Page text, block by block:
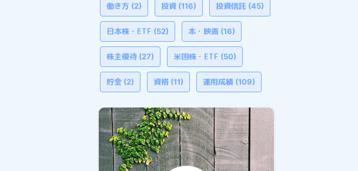
働き方 (2) 投資 (116) 投資信託 (45)
日本株・ETF (52) 本・映画 (16)
株主優待 (27) 米国株・ETF (50)
貯金 (2) 資格 (11) 運用成績 (109)